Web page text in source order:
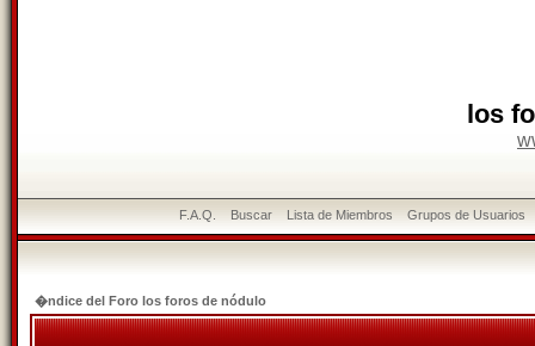
los
F.A.Q. Buscar Lista de Miembros Grupos de Usuarios
�ndice del Foro los foros de nódulo